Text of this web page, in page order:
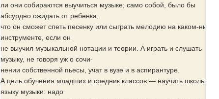
ли они собираются выучиться музыке; само собой, было бы
абсурдно ожидать от ребенка,
что он сможет спеть песенку или сыграть мелодию на каком-нибудь
инструменте, если он
не выучил музыкальной нотации и теории. А играть и слушать
музыку, не говоря уж о сочи-
нении собственной пьесы, учат в вузе и в аспирантуре.
А цель обучения младших и средник классов — научить школьников
языку музыки: надо